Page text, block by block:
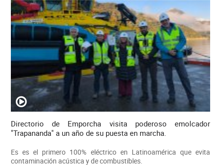
Directorio de Emporcha visita poderoso emolcador
"Trapananda" a un año de su puesta en marcha.
Es es el primero 100% eléctrico en Latinoamérica que evita
contaminación acústica y de combustibles.